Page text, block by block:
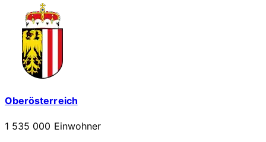
Oberösterreich
1 535 000 Einwohner